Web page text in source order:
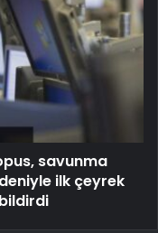
savunma
ilk çeyrek